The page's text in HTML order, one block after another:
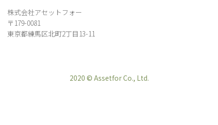
株式会社アセットフォー
〒179-0081
東京都練馬区北町2丁目13-11
2020 © Assetfor Co., Ltd.